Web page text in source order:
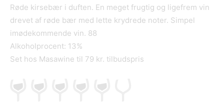
Røde kirsebær i duften. En meget frugtig og ligefrem vin
drevet af røde bær med lette krydrede noter. Simpel
imødekommende vin. 88
Alkoholprocent: 13%
Set hos Masawine til 79 kr. tilbudspris